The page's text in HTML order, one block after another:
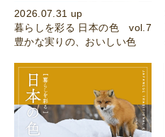
2026.07.31 up
暮らしを彩る 日本の色 vol.7
豊かな実りの、おいしい色